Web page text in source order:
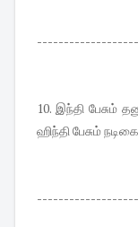
10. இந்தி பேசும்
ஹிந்தி பேசும்